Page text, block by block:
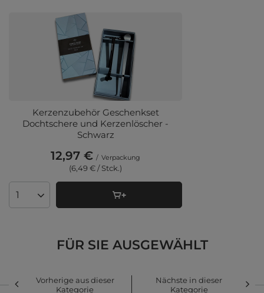
Kerzenzubehör Geschenkset
Dochtschere und Kerzenlöscher -
Schwarz
12,97 € / Verpackung
(6,49 € / Stck.)
Anzahl der Produkte
FÜR SIE AUSGEWÄHLT
Vorherige aus dieser
Kategorie
Nächste in dieser
Kategorie